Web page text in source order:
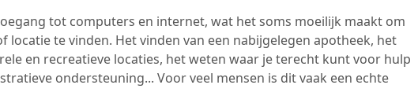
tot computers en internet, wat het soms moeilijk maakt om
locatie te vinden. Het vinden van een nabijgelegen apotheek, het
en recreatieve locaties, het weten waar je terecht kunt voor hulp
ondersteuning... Voor veel mensen is dit vaak een echte